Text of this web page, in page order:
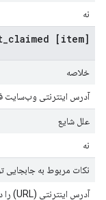
نه
[item] auth/frontend/not_claimed
خلاصه
آدرس اینترنتی وب‌سایت
علل شایع
نه
نکات مربوط به جابجایی
آدرس اینترنتی (URL) را در